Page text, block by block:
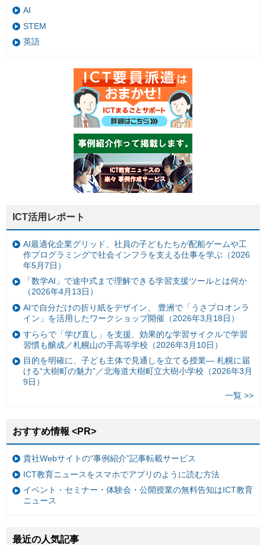
AI
STEM
英語
ICT活用レポート
AI最適化企業グリッド、社員の子どもたちが配船ゲームや工
作プログラミングで社会インフラを支える仕事を学ぶ（2026
年5月7日）
「数学AI」で途中式まで理解できる学習支援ツールとは何か
（2026年4月13日）
AIで自分だけの折り紙をデザイン、 豊洲で「うさプロオンラ
イン」を活用したワークショップ開催（2026年3月18日）
すららで「学び直し」を支援、効果的な学習サイクルで学習
習慣も醸成／札幌山の手高等学校（2026年3月10日）
目的を明確に、子ども主体で見通しを立てる授業— 札幌に届
ける“大樹町の魅力”／北海道大樹町立大樹小学校（2026年3月
9日）
一覧 >>
おすすめ情報 <PR>
貴社Webサイトの“事例紹介”記事転載サービス
ICT教育ニュースをスマホでアプリのように読む方法
イベント・セミナー・体験会・公開授業の無料告知はICT教育
ニュース
最近の人気記事